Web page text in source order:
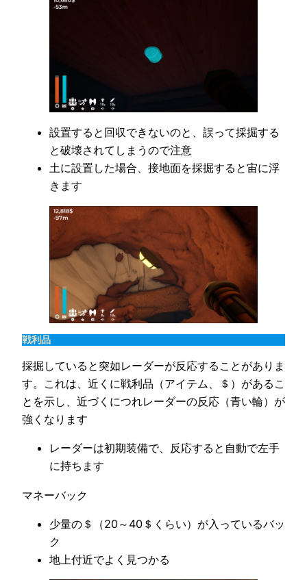
設置すると回収できないのと、誤って採掘する
と破壊されてしまうので注意
土に設置した場合、接地面を採掘すると宙に浮
きます
戦利品
採掘していると突如レーダーが反応することがありま
す。これは、近くに戦利品（アイテム、＄）があるこ
とを示し、近づくにつれレーダーの反応（青い輪）が
強くなります
レーダーは初期装備で、反応すると自動で左手
に持ちます
マネーバック
少量の＄（20～40＄くらい）が入っているバッ
ク
地上付近でよく見つかる